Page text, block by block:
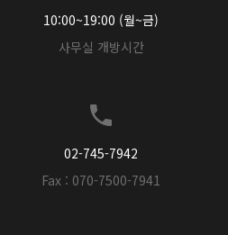
10:00~19:00 (월~금)
사무실 개방시간
02-745-7942
Fax : 070-7500-7941